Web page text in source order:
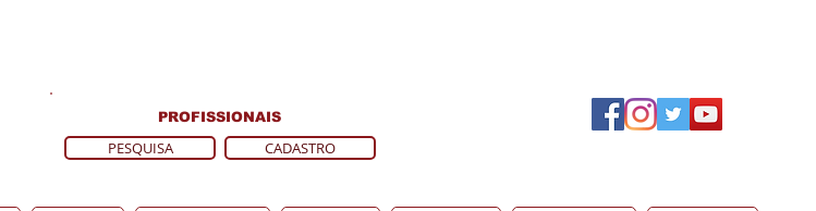
PROFISSIONAIS
PESQUISA CADASTRO